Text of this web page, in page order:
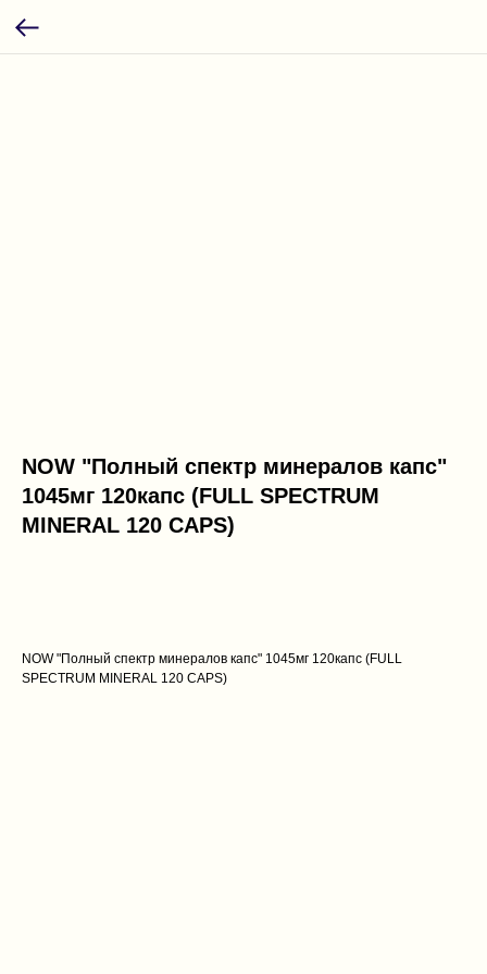
NOW "Полный спектр минералов капс"
1045мг 120капс (FULL SPECTRUM
MINERAL 120 CAPS)
NOW "Полный спектр минералов капс" 1045мг 120капс (FULL
SPECTRUM MINERAL 120 CAPS)